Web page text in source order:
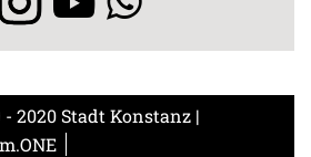
2020 Stadt Konstanz |